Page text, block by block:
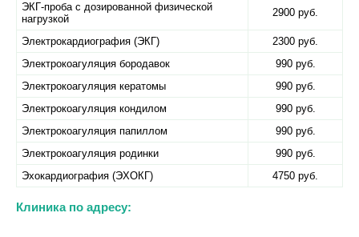
ЭКГ-проба с дозированной физической
нагрузкой
2900 руб.
Электрокардиография (ЭКГ)
2300 руб.
Электрокоагуляция бородавок
990 руб.
Электрокоагуляция кератомы
990 руб.
Электрокоагуляция кондилом
990 руб.
Электрокоагуляция папиллом
990 руб.
Электрокоагуляция родинки
990 руб.
Эхокардиография (ЭХОКГ)
4750 руб.
Клиника по адресу: